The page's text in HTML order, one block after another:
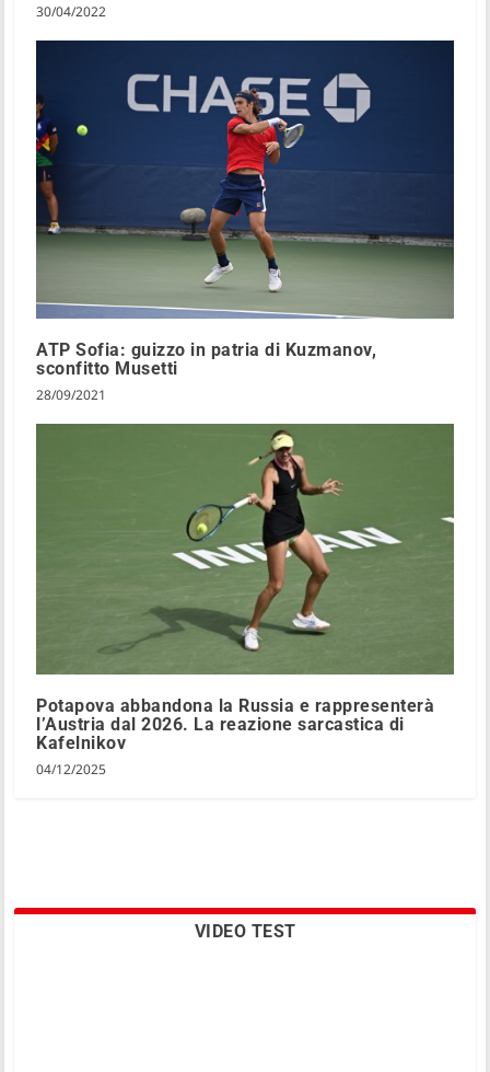
30/04/2022
ATP Sofia: guizzo in patria di Kuzmanov,
sconfitto Musetti
28/09/2021
Potapova abbandona la Russia e rappresenterà
l’Austria dal 2026. La reazione sarcastica di
Kafelnikov
04/12/2025
VIDEO TEST